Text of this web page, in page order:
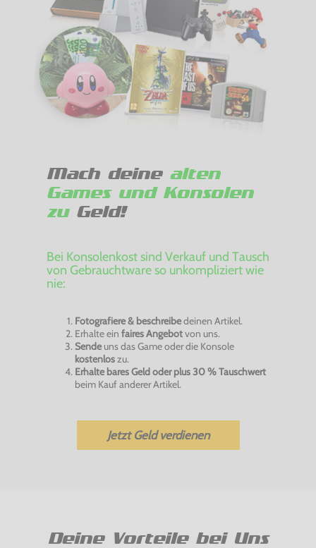
Mach deine alten
Games und Konsolen
zuGeld!
Bei Konsolenkost sind Verkauf und Tausch
von Gebrauchtware so unkompliziert wie
nie:
Fotografiere & beschreibedeinen Artikel.
Erhalte ein faires Angebotvon uns.
Sendeuns das Game oder die Konsole
kostenloszu.
Erhalte bares Geld oder plus 30 % Tauschwert
beim Kauf anderer Artikel.
Jetzt Geld verdienen
Deine Vorteile bei Uns